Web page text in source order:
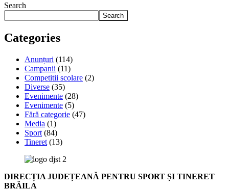
Search
Search
Categories
Anunțuri (114)
Campanii (11)
Competitii scolare (2)
Diverse (35)
Evenimente (28)
Evenimente (5)
Fără categorie (47)
Media (1)
Sport (84)
Tineret (13)
DIRECȚIA JUDEȚEANĂ PENTRU SPORT ȘI TINERET
BRĂILA